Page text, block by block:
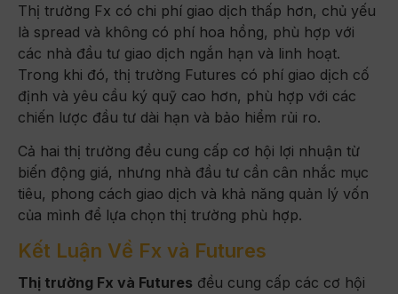
Thị trường Fx có chi phí giao dịch thấp hơn, chủ yếu
là spread và không có phí hoa hồng, phù hợp với
các nhà đầu tư giao dịch ngắn hạn và linh hoạt.
Trong khi đó, thị trường Futures có phí giao dịch cố
định và yêu cầu ký quỹ cao hơn, phù hợp với các
chiến lược đầu tư dài hạn và bảo hiểm rủi ro.
Cả hai thị trường đều cung cấp cơ hội lợi nhuận từ
biến động giá, nhưng nhà đầu tư cần cân nhắc mục
tiêu, phong cách giao dịch và khả năng quản lý vốn
của mình để lựa chọn thị trường phù hợp.
Kết Luận Về Fx và Futures
Thị trường Fx và Futures đều cung cấp các cơ hội